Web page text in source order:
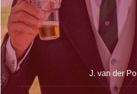
J. van der Pol